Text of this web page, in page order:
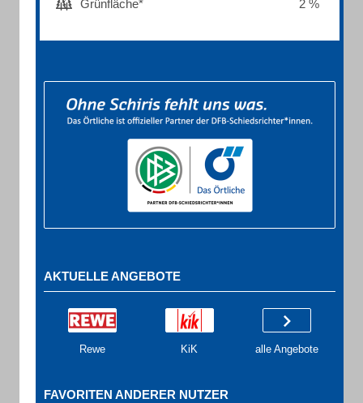
Grünfläche*
2 %
AKTUELLE ANGEBOTE
Rewe KiK alle Angebote
FAVORITEN ANDERER NUTZER